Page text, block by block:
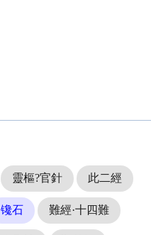
靈樞?官針 此二經
镵石 難經·十四難